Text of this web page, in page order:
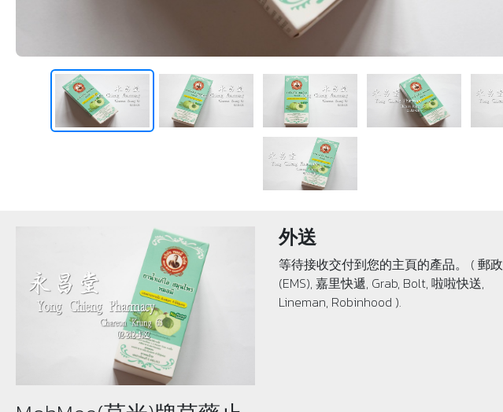
外送
等待接收交付到您的主頁的產品。 ( 郵政
(EMS), 嘉里快遞, Grab, Bolt, 啦啦快送,
Lineman, Robinhood ).